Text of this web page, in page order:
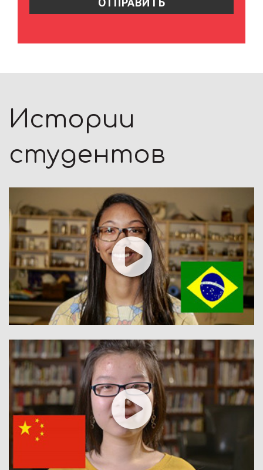
Истории
студентов